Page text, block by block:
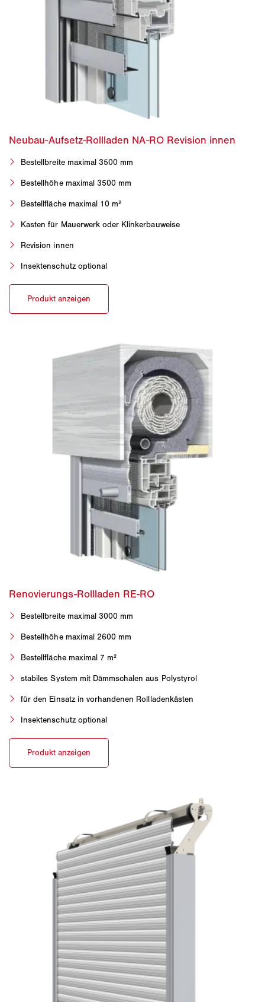
Bestellbreite maximal 3500 mm
Bestellhöhe maximal 3500 mm
Bestellfläche maximal 10 m²
Kasten für Mauerwerk oder Klinkerbauweise
Revision innen
Insektenschutz optional
Bestellbreite maximal 3000 mm
Bestellhöhe maximal 2600 mm
Bestellfläche maximal 7 m²
stabiles System mit Dämmschalen aus Polystyrol
für den Einsatz in vorhandenen Rollladenkästen
Insektenschutz optional